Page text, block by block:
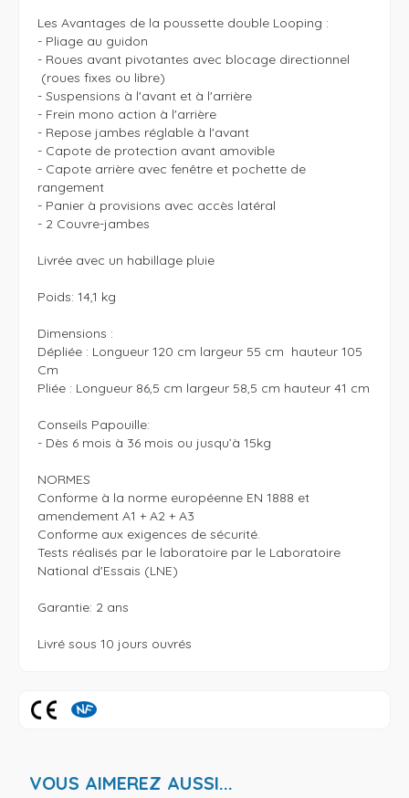
Les Avantages de la poussette double Looping :
- Pliage au guidon
- Roues avant pivotantes avec blocage directionnel
- Suspensions à l'avant et à l'arrière
- Frein mono action à l'arrière
- Repose jambes réglable à l'avant
- Capote de protection avant amovible
- Capote arrière avec fenêtre et pochette de
rangement
- Panier à provisions avec accès latéral
- 2 Couvre-jambes
Livrée avec un habillage pluie
Poids: 14,1 kg
Dimensions :
Dépliée : Longueur 120 cm largeur 55 cm  hauteur 105
Cm
Pliée : Longueur 86,5 cm largeur 58,5 cm hauteur 41 cm
Conseils Papouille:
- Dès 6 mois à 36 mois ou jusqu’à 15kg
NORMES
Conforme à la norme européenne EN 1888 et
amendement A1 + A2 + A3
Conforme aux exigences de sécurité.
Tests réalisés par le laboratoire par le Laboratoire
National d'Essais (LNE)
Garantie: 2 ans
VOUS AIMEREZ AUSSI...